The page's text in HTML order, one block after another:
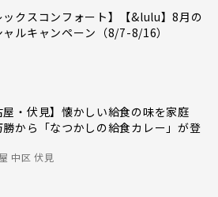
ックスコンフォート】【&lulu】8月の
ャルキャンペーン（8/7-8/16）
屋・伏見】懐かしい給食の味を家庭
勝から「なつかしの給食カレー」が登
中区 伏見